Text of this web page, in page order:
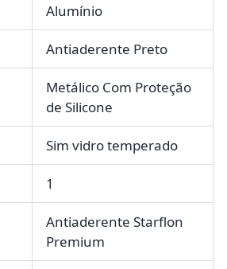
Alumínio
Antiaderente Preto
Metálico Com Proteção
de Silicone
Sim vidro temperado
1
Antiaderente Starflon
Premium